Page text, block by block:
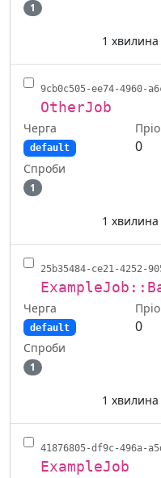
1
1
9cb0c505-ee74-4960-
OtherJob
Черга
default 0
Спроби
1
1
25b35484-ce21-4252-
Черга
default 0
Спроби
1
1
41876805-df9c-496a-
ExampleJob